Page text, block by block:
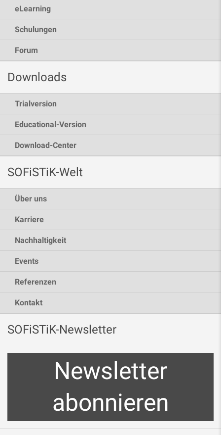
eLearning
Schulungen
Forum
Downloads
Trialversion
Educational-Version
Download-Center
SOFiSTiK-Welt
Über uns
Karriere
Nachhaltigkeit
Events
Referenzen
Kontakt
SOFiSTiK-Newsletter
Newsletter
abonnieren